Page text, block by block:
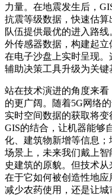
力量。在地震发生后，
抗震等级数据，快速估
队伍提供最优的进入路
外传感器数据，构建起
在电子沙盘上实时呈现
辅助决策工具升级为关键
站在技术演进的角度来
的更广阔。随着5G网络
实时空间数据的获取将
GIS的结合，让机器能够
化、建筑物新增等信息
场景上，未来我们戴上
史建筑的原貌。但技术
在于它如何被创造性地
减少农药使用，还是让